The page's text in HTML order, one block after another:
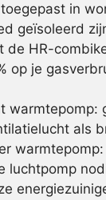
in
geïsoleerd
de HR-
op je
warmtepomp:
als
luchtpomp